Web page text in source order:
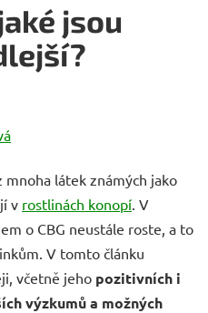
jsou
mnoha látek známých jako
v rostlinách konopí . V
o CBG neustále roste, a to
V tomto článku
včetně jeho pozitivních i
výzkumů a možných